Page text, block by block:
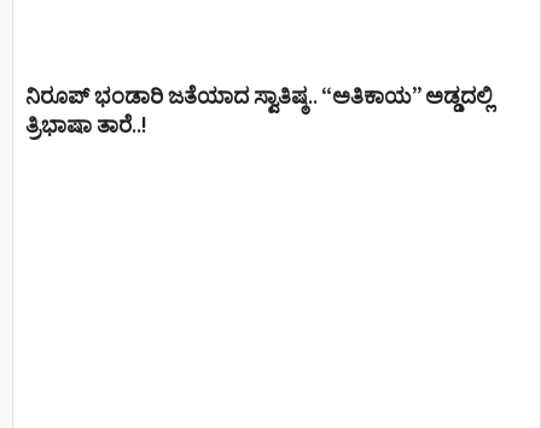
ನಿರೂಪ್ ಭಂಡಾರಿ ಜತೆಯಾದ ಸ್ವಾತಿಷ್ಠ.. “ಅತಿಕಾಯ” ಅಡ್ಡದಲ್ಲಿ
ತ್ರಿಭಾಷಾ ತಾರೆ..!